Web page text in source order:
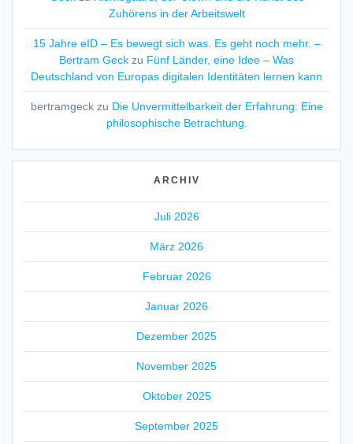
Zuhörens in der Arbeitswelt
15 Jahre eID – Es bewegt sich was. Es geht noch mehr. –
Bertram Geck zu Fünf Länder, eine Idee – Was
Deutschland von Europas digitalen Identitäten lernen kann
bertramgeckzu Die Unvermittelbarkeit der Erfahrung: Eine
philosophische Betrachtung.
ARCHIV
Juli 2026
März 2026
Februar 2026
Januar 2026
Dezember 2025
November 2025
Oktober 2025
September 2025